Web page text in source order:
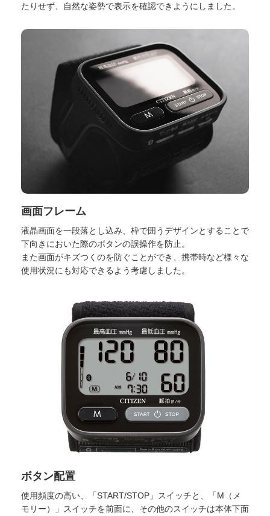
たりせず、自然な姿勢で表示を確認できようにしました。
画面フレーム
液晶画面を一段落とし込み、枠で囲うデザインとすることで
下向きにおいた際のボタンの誤操作を防止。
また画面がキズつくのを防ぐことができ、携帯時など様々な
使用状況にも対応できるよう考慮しました。
ボタン配置
使用頻度の高い、「START/STOP」スイッチと、「M（メ
モリー）」スイッチを前面に、その他のスイッチは本体下面